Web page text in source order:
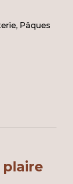
, Pâques
plaire